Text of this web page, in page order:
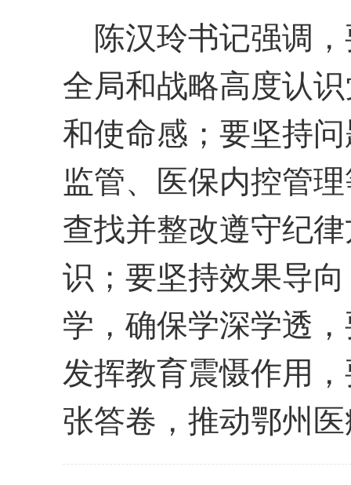
陈汉玲书记强调，
全局和战略高度认
和使命感；要坚持
监管、医保内控管
查找并整改遵守纪
识； 要坚持效果导
学， 确保学深学透
发挥教育震慑作用
张答卷，推动鄂州